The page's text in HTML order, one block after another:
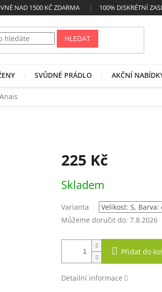
NAD 1500 KČ ZDARMA 100% DISKRÉTNÍ
HLEDAT
SVŮDNÉ PRÁDLO AKČNÍ
225 Kč
cena:
Skladem
Varianta
Můžeme doručit do: 7.8.2026
Přidat do
Detailní informace